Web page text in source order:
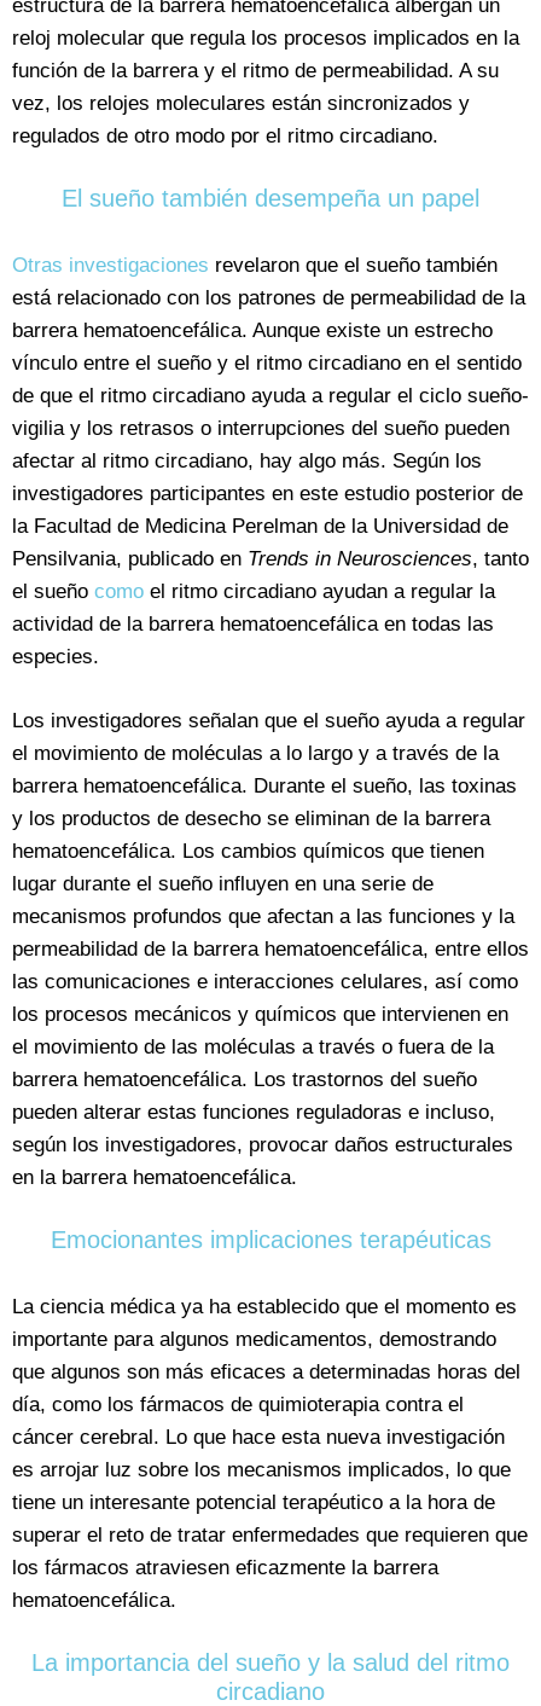
estructura de la barrera hematoencefálica albergan un
reloj molecular que regula los procesos implicados en la
función de la barrera y el ritmo de permeabilidad. A su
vez, los relojes moleculares están sincronizados y
regulados de otro modo por el ritmo circadiano.
El sueño también desempeña un papel
Otras investigaciones revelaron que el sueño también
está relacionado con los patrones de permeabilidad de la
barrera hematoencefálica. Aunque existe un estrecho
vínculo entre el sueño y el ritmo circadiano en el sentido
de que el ritmo circadiano ayuda a regular el ciclo sueño-
vigilia y los retrasos o interrupciones del sueño pueden
afectar al ritmo circadiano, hay algo más. Según los
investigadores participantes en este estudio posterior de
la Facultad de Medicina Perelman de la Universidad de
Pensilvania, publicado en Trends in Neurosciences, tanto
el sueño como el ritmo circadiano ayudan a regular la
actividad de la barrera hematoencefálica en todas las
especies.
Los investigadores señalan que el sueño ayuda a regular
el movimiento de moléculas a lo largo y a través de la
barrera hematoencefálica. Durante el sueño, las toxinas
y los productos de desecho se eliminan de la barrera
hematoencefálica. Los cambios químicos que tienen
lugar durante el sueño influyen en una serie de
mecanismos profundos que afectan a las funciones y la
permeabilidad de la barrera hematoencefálica, entre ellos
las comunicaciones e interacciones celulares, así como
los procesos mecánicos y químicos que intervienen en
el movimiento de las moléculas a través o fuera de la
barrera hematoencefálica. Los trastornos del sueño
pueden alterar estas funciones reguladoras e incluso,
según los investigadores, provocar daños estructurales
en la barrera hematoencefálica.
Emocionantes implicaciones terapéuticas
La ciencia médica ya ha establecido que el momento es
importante para algunos medicamentos, demostrando
que algunos son más eficaces a determinadas horas del
día, como los fármacos de quimioterapia contra el
cáncer cerebral. Lo que hace esta nueva investigación
es arrojar luz sobre los mecanismos implicados, lo que
tiene un interesante potencial terapéutico a la hora de
superar el reto de tratar enfermedades que requieren que
los fármacos atraviesen eficazmente la barrera
hematoencefálica.
La importancia del sueño y la salud del ritmo
circadiano